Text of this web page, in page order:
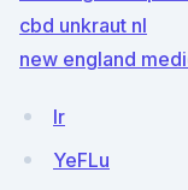
cbd unkraut nl
new england
lr
YeFLu